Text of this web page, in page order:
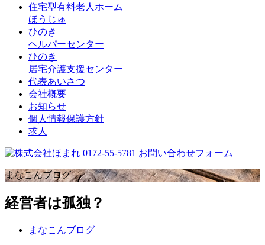
住宅型有料老人ホーム
ほうじゅ
ひのき
ヘルパーセンター
ひのき
居宅介護支援センター
代表あいさつ
会社概要
お知らせ
個人情報保護方針
求人
0172-55-5781 お問い合わせフォーム
まなこんブログ
経営者は孤独？
まなこんブログ